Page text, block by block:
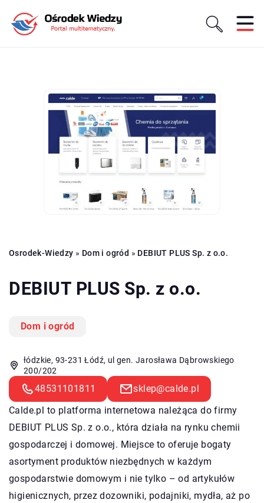
Osrodek-Wiedzy » Dom i ogród » DEBIUT PLUS Sp. z o.o.
DEBIUT PLUS Sp. z o.o.
Dom i ogród
łódzkie, 93-231 Łódź, ul gen. Jarosława Dąbrowskiego
200/202
48531101811
sklep@calde.pl
Calde.pl to platforma internetowa należąca do firmy
DEBIUT PLUS Sp. z o.o., która działa na rynku chemii
gospodarczej i domowej. Miejsce to oferuje bogaty
asortyment produktów niezbędnych w każdym
gospodarstwie domowym i nie tylko – od artykułów
higienicznych, przez dozowniki, podajniki, mydła, aż po